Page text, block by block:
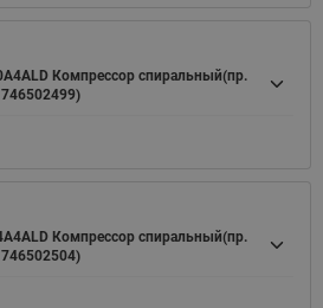
Компрессор спиральный(пр.
Компрессор спиральный(пр.